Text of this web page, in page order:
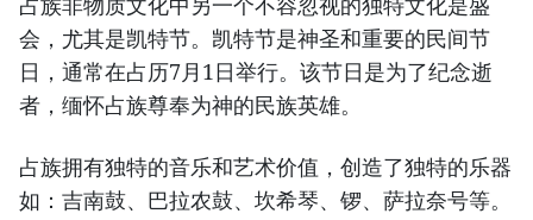
会，尤其是凯特节。凯特节是神圣和重要的民间节
日，通常在占历7月1日举行。该节日是为了纪念逝
者，缅怀占族尊奉为神的民族英雄。
占族拥有独特的音乐和艺术价值，创造了独特的乐器
如：吉南鼓、巴拉农鼓、坎希琴、锣、萨拉奈号等。